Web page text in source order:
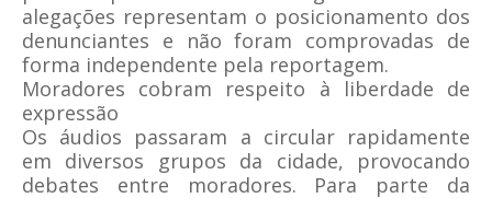
alegações representam o posicionamento dos
denunciantes e não foram comprovadas de
forma independente pela reportagem.
Moradores cobram respeito à liberdade de
expressão
Os áudios passaram a circular rapidamente
em diversos grupos da cidade, provocando
debates entre moradores. Para parte da